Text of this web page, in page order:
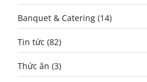
Banquet & Catering (14)
Tin tức (82)
Thức ăn (3)